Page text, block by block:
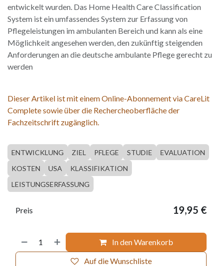
entwickelt wurden. Das Home Health Care Classification
System ist ein umfassendes System zur Erfassung von
Pflegeleistungen im ambulanten Bereich und kann als eine
Möglichkeit angesehen werden, den zukünftig steigenden
Anforderungen an die deutsche ambulante Pflege gerecht zu
werden
Dieser Artikel ist mit einem Online-Abonnement via CareLit
Complete sowie über die Rechercheoberfläche der
Fachzeitschrift zugänglich.
ENTWICKLUNG ZIEL PFLEGE STUDIE
EVALUATION
KOSTEN
USA
KLASSIFIKATION
LEISTUNGSERFASSUNG
In den Warenkorb
Auf die Wunschliste
Preis 19,95 €